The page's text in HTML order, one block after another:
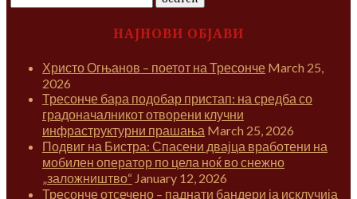
for:
НАЈНОВИ ОБЈАВИ
Христо Огњанов – поетот на Тресонче March 25,
2026
Тресонче бара подобар пристап: на средба со
градоначалникот отворени клучни
инфраструктурни прашања March 25, 2026
Подвиг на Бистра: Спасени двајца вработени на
мобилен оператор по цела ноќ во снежно
„заложништво“ January 12, 2026
Тресонче отсечено – паднати бандери ја исклучија